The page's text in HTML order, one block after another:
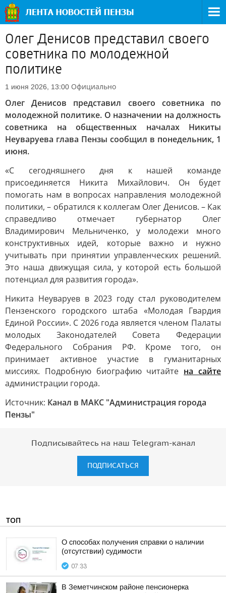
Олег Денисов представил своего
советника по молодежной
политике
1 июня 2026, 13:00 Официально
Олег Денисов представил своего советника по
молодежной политике. О назначении на должность
советника на общественных началах Никиты
Неуваруева глава Пензы сообщил в понедельник, 1
июня.
«С сегодняшнего дня к нашей команде
присоединяется Никита Михайлович. Он будет
помогать нам в вопросах направления молодежной
политики, – обратился к коллегам Олег Денисов. – Как
справедливо отмечает губернатор Олег
Владимирович Мельниченко, у молодежи много
конструктивных идей, которые важно и нужно
учитывать при принятии управленческих решений.
Это наша движущая сила, у которой есть большой
потенциал для развития города».
Никита Неуваруев в 2023 году стал руководителем
Пензенского городского штаба «Молодая Гвардия
Единой России». С 2026 года является членом Палаты
молодых Законодателей Совета Федерации
Федерального Собрания РФ. Кроме того, он
принимает активное участие в гуманитарных
миссиях. Подробную биографию читайте на сайте
администрации города.
Источник: Канал в МАКС "Администрация города
Пензы"
Подписывайтесь на наш Telegram-канал
ПОДПИСАТЬСЯ
ТОП
О способах получения справки о наличии
(отсутствии) судимости
07:33
В Земетчинском районе пенсионерка